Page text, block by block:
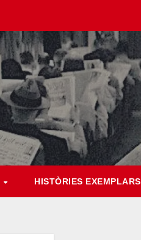
HISTÒRIES EXEMPLARS